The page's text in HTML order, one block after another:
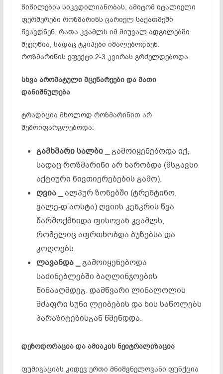
წიწილების სიკვდილიანობას, ამიტომ იტალიელი
ფერმერები როზმარინს ცარიელ საქათმეში
წვავდნენ, რათა კვამლს იმ მიუვალ ადგილებში
შეეღწია, სადაც ტკიპები იმალებოდნენ.
როზმარინის ეფექტი 2-3 კვირას გრძელდებოდა.
სხვა არომატული მცენარეები და მათი
დანიშნულება
ტრადიცია მხოლოდ როზმარინით არ
შემოიფარგლებოდა:
გამხმარი სალბი _ გამოიყენებოდა იქ,
სადაც როზმარინი არ ხარობდა (მსგავსი
აქტიური ნივთიერებების გამო).
ღვია _
ალპურ ზონებში (ტრენტინო,
ვალე-დ’აოსტა) ღვიის კენკრის წვა
წარმოქმნიდა ფისოვან კვამლს,
რომელიც აფრთხობდა ბუზებსა და
კოღოებს.
ლავანდა _
გამოიყენებოდა
საძინებლებში ბაღლინჯოების
წინააღმდეგ. დამწვარი ლინალოლის
მძაფრი სუნი ლეიბების და ხის საწოლებს
პარაზიტებისგან წმენდდა.
დეზოდორაცია და ამიაკის ნეიტრალიზაცია
ფუმიგაციას კიდევ ერთი მნიშვნელოვანი ფუნქცია